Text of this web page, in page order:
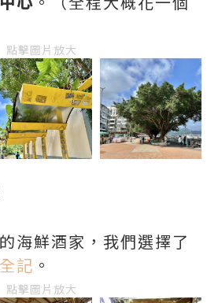
點擊圖片放大
海鮮酒家，我們選擇了
全記 。
點擊圖片放大